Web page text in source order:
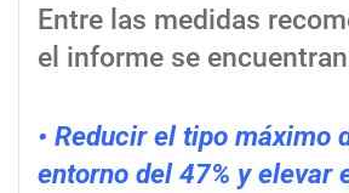
Entre las medidas
el informe se
• Reducir el tipo máximo
entorno del 47% y elevar